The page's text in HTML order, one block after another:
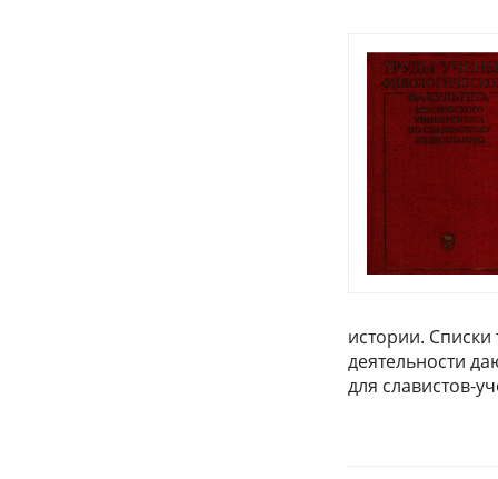
истории.
деятельности
для славистов-